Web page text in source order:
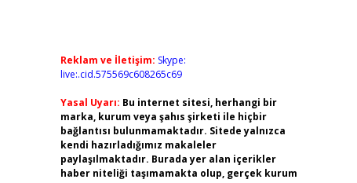
Reklam ve İletişim: Skype:
live:.cid.575569c608265c69
Yasal Uyarı: Bu internet sitesi, herhangi bir
marka, kurum veya şahıs şirketi ile hiçbir
bağlantısı bulunmamaktadır. Sitede yalnızca
kendi hazırladığımız makaleler
paylaşılmaktadır. Burada yer alan içerikler
haber niteliği taşımamakta olup, gerçek kurum